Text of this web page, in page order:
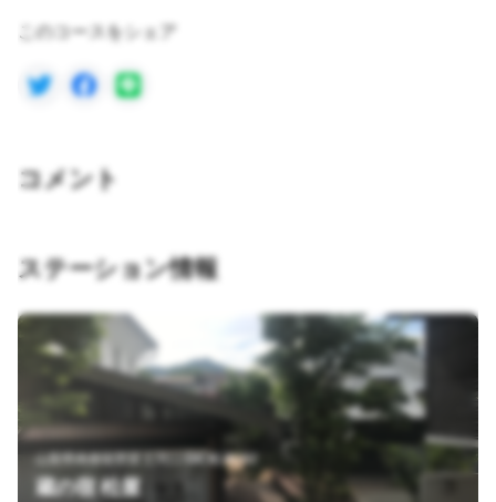
このコースをシェア
コメント
ステーション情報
山梨県南都留郡富士河口湖町船津282
蔵の宿 松屋